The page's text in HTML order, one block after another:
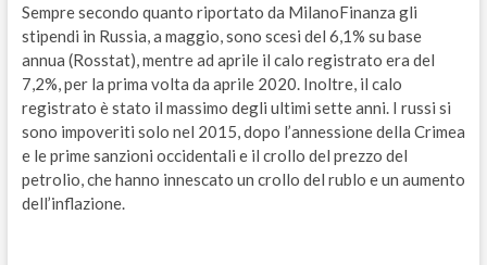
Sempre secondo quanto riportato da MilanoFinanza gli
stipendi in Russia, a maggio, sono scesi del 6,1% su base
annua (Rosstat), mentre ad aprile il calo registrato era del
7,2%, per la prima volta da aprile 2020. Inoltre, il calo
registrato è stato il massimo degli ultimi sette anni. I russi si
sono impoveriti solo nel 2015, dopo l’annessione della Crimea
e le prime sanzioni occidentali e il crollo del prezzo del
petrolio, che hanno innescato un crollo del rublo e un aumento
dell’inflazione.